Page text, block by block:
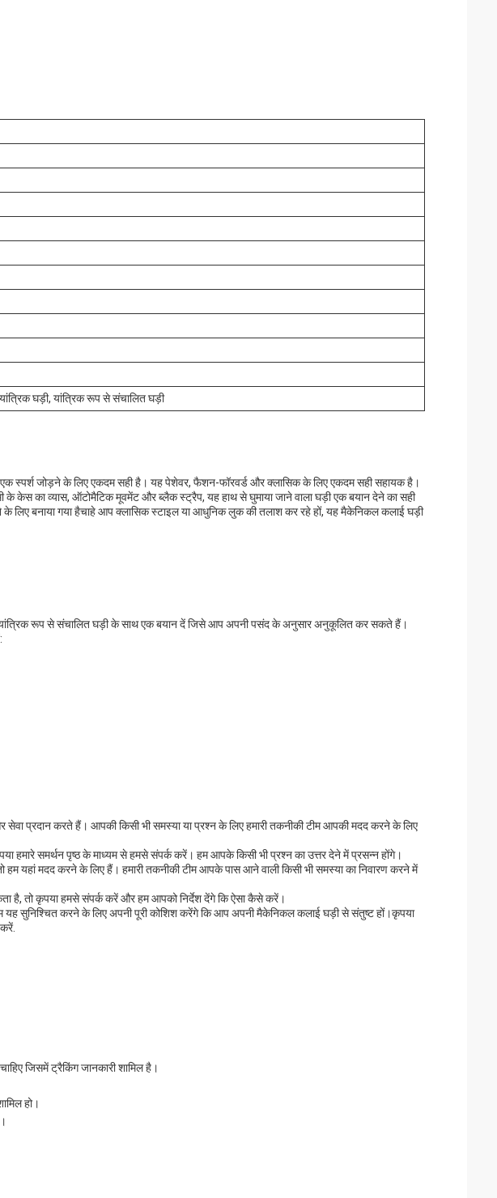
घड़ी, यांत्रिक रूप से संचालित घड़ी
एक स्पर्श जोड़ने के लिए एकदम सही है। यह पेशेवर, फैशन-फॉरवर्ड और क्लासिक के लिए एकदम सही सहायक है।
के केस का व्यास, ऑटोमैटिक मूवमेंट और ब्लैक स्ट्रैप, यह हाथ से घुमाया जाने वाला घड़ी एक बयान देने का सही
लिए बनाया गया हैचाहे आप क्लासिक स्टाइल या आधुनिक लुक की तलाश कर रहे हों, यह मैकेनिकल कलाई घड़ी
यांत्रिक रूप से संचालित घड़ी के साथ एक बयान दें जिसे आप अपनी पसंद के अनुसार अनुकूलित कर सकते हैं।
प्रदान करते हैं। आपकी किसी भी समस्या या प्रश्न के लिए हमारी तकनीकी टीम आपकी मदद करने के लिए
हमारे समर्थन पृष्ठ के माध्यम से हमसे संपर्क करें। हम आपके किसी भी प्रश्न का उत्तर देने में प्रसन्न होंगे।
हम यहां मदद करने के लिए हैं। हमारी तकनीकी टीम आपके पास आने वाली किसी भी समस्या का निवारण करने में
है, तो कृपया हमसे संपर्क करें और हम आपको निर्देश देंगे कि ऐसा कैसे करें।
यह सुनिश्चित करने के लिए अपनी पूरी कोशिश करेंगे कि आप अपनी मैकेनिकल कलाई घड़ी से संतुष्ट हों।कृपया
जिसमें ट्रैकिंग जानकारी शामिल है।
हो।